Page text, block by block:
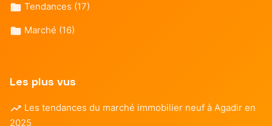
Tendances (17)
Marché (16)
Les plus vus
Les tendances du marché immobilier neuf à Agadir en
2025